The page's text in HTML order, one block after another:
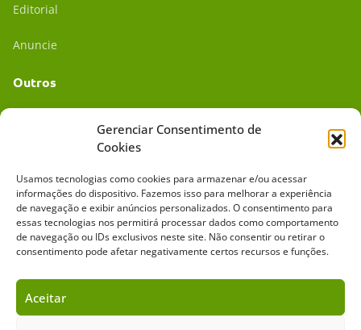
Gerenciar Consentimento de
Cookies
Usamos tecnologias como cookies para armazenar e/ou acessar
informações do dispositivo. Fazemos isso para melhorar a experiência
de navegação e exibir anúncios personalizados. O consentimento para
essas tecnologias nos permitirá processar dados como comportamento
de navegação ou IDs exclusivos neste site. Não consentir ou retirar o
consentimento pode afetar negativamente certos recursos e funções.
Aceitar
Editorial
Anuncie
Outros
Mídia Kit
Sobre o Cavalus Leilões Anuncie